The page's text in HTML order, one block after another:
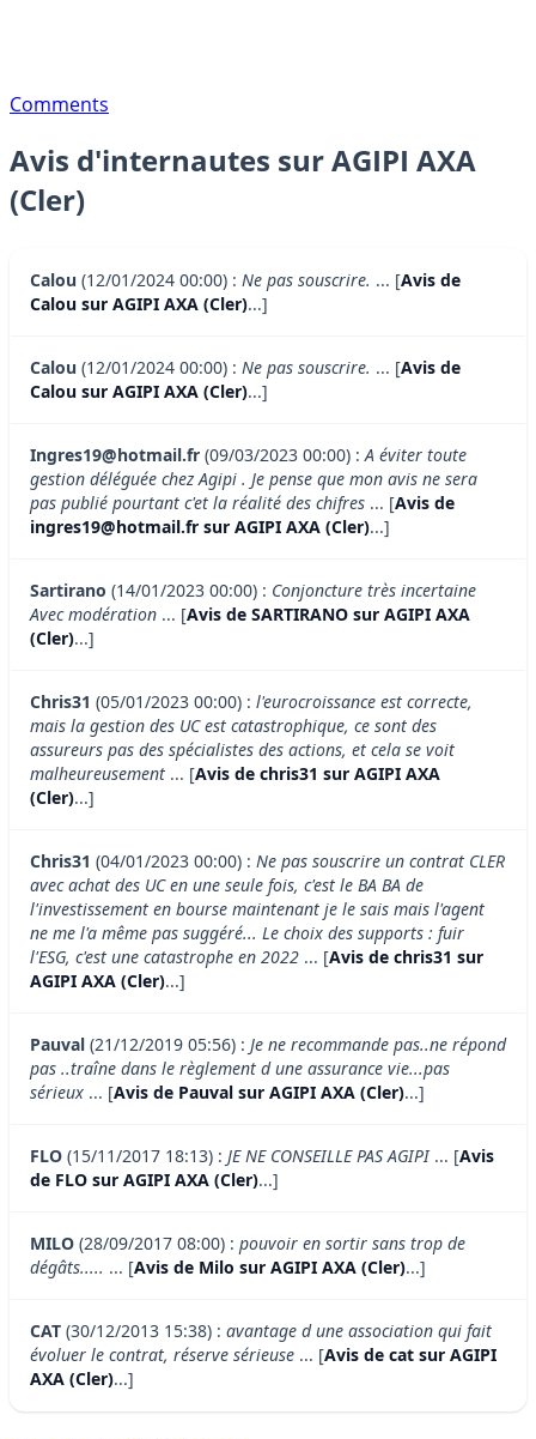
Comments
Avis d'internautes sur AGIPI AXA
(Cler)
Calou (12/01/2024 00:00) : Ne pas souscrire. ... [Avis de
Calou sur AGIPI AXA (Cler)...]
Calou (12/01/2024 00:00) : Ne pas souscrire. ... [Avis de
Calou sur AGIPI AXA (Cler)...]
Ingres19@hotmail.fr (09/03/2023 00:00) :A éviter toute
gestion déléguée chez Agipi . Je pense que mon avis ne sera
pas publié pourtant c'et la réalité des chifres ... [Avis de
ingres19@hotmail.fr sur AGIPI AXA (Cler)...]
Sartirano (14/01/2023 00:00) : Conjoncture très incertaine
Avec modération ... [Avis de SARTIRANO sur AGIPI AXA
(Cler)...]
Chris31 (05/01/2023 00:00) : l'eurocroissance est correcte,
mais la gestion des UC est catastrophique, ce sont des
assureurs pas des spécialistes des actions, et cela se voit
malheureusement ... [Avis de chris31 sur AGIPI AXA
(Cler)...]
Chris31 (04/01/2023 00:00) : Ne pas souscrire un contrat CLER
avec achat des UC en une seule fois, c'est le BA BA de
l'investissement en bourse maintenant je le sais mais l'agent
ne me l'a même pas suggéré... Le choix des supports : fuir
l'ESG, c'est une catastrophe en 2022 ... [Avis de chris31 sur
AGIPI AXA (Cler)...]
Pauval (21/12/2019 05:56) : Je ne recommande pas..ne répond
pas ..traîne dans le règlement d une assurance vie...pas
sérieux ... [Avis de Pauval sur AGIPI AXA (Cler)...]
FLO (15/11/2017 18:13) : JE NE CONSEILLE PAS AGIPI... [Avis
de FLO sur AGIPI AXA (Cler)...]
MILO (28/09/2017 08:00) : pouvoir en sortir sans trop de
dégâts..... ... [Avis de Milo sur AGIPI AXA (Cler)...]
CAT (30/12/2013 15:38) : avantage d une association qui fait
évoluer le contrat, réserve sérieuse ... [Avis de cat sur AGIPI
AXA (Cler)...]